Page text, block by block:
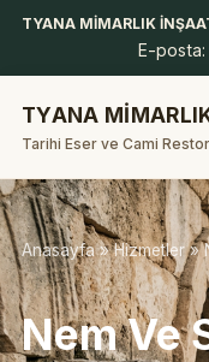
E-posta:
TYANA
Tarihi Eser ve Cami
Anasayfa»Hizmetler»
Nem Ve